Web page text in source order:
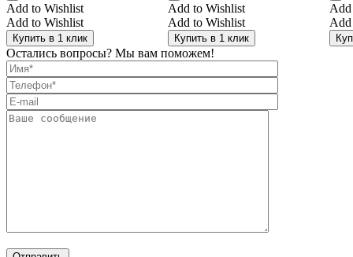
Add to Wishlist
Add to Wishlist
Купить в 1 клик
Add to Wishlist
Add to Wishlist
Купить в 1 клик
Остались вопросы? Мы вам поможем!